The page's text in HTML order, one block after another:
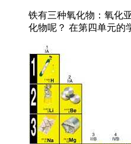
铁有三种氧化物：氧化
化物呢？ 在第四单元的